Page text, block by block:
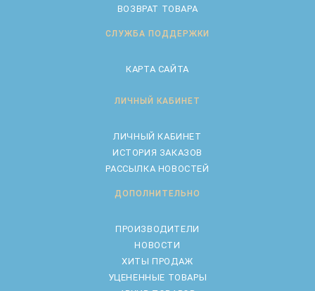
ВОЗВРАТ ТОВАРА
СЛУЖБА ПОДДЕРЖКИ
КАРТА САЙТА
ЛИЧНЫЙ КАБИНЕТ
ЛИЧНЫЙ КАБИНЕТ
ИСТОРИЯ ЗАКАЗОВ
РАССЫЛКА НОВОСТЕЙ
ДОПОЛНИТЕЛЬНО
ПРОИЗВОДИТЕЛИ
НОВОСТИ
ХИТЫ ПРОДАЖ
УЦЕНЕННЫЕ ТОВАРЫ